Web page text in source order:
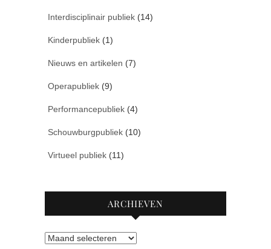
Interdisciplinair publiek (14)
Kinderpubliek (1)
Nieuws en artikelen (7)
Operapubliek (9)
Performancepubliek (4)
Schouwburgpubliek (10)
Virtueel publiek (11)
ARCHIEVEN
Archieven